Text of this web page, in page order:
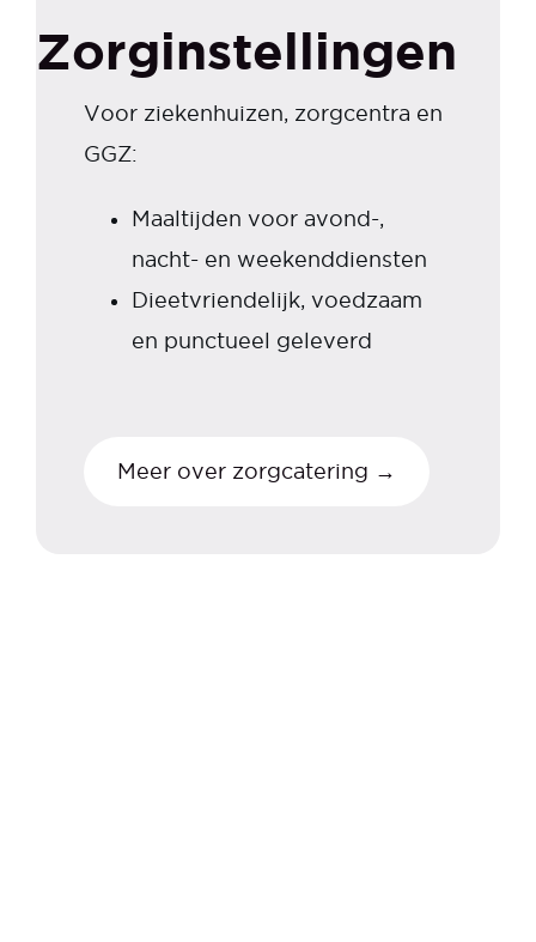
Zorginstellingen
Voor ziekenhuizen, zorgcentra en
GGZ:
Maaltijden voor avond-,
nacht- en weekenddiensten
Dieetvriendelijk, voedzaam
en punctueel geleverd
Meer over zorgcatering →